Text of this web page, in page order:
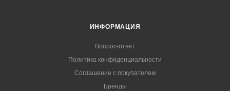
ИНФОРМАЦИЯ
Вопрос-ответ
Политика конфиденциальности
Соглашение с покупателем
Бренды